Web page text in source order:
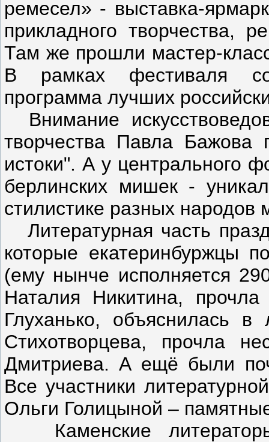
ремесел» - выставка-
прикладного творчества,
Там же прошли мастер-
В рамках фестиваля
программа лучших
Внимание
творчества Павла Бажова
истоки". А у центрального
берлинских мишек -
стилистике разных народов
Литературная часть
которые екатеринбуржцы
(ему нынче исполняется
Наталия Никитина,
Глуханько, объяснилась
Стихотворцева, прочла
Дмитриева. А ещё были
Все участники
Ольги Голицыной –
Каменские